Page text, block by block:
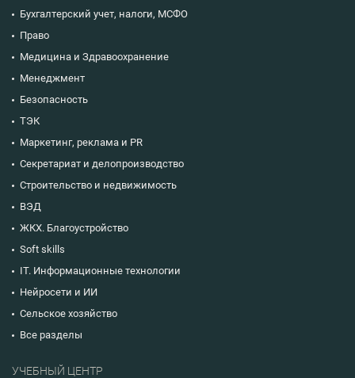
Бухгалтерский учет, налоги, МСФО
Право
Медицина и Здравоохранение
Менеджмент
Безопасность
ТЭК
Маркетинг, реклама и PR
Секретариат и делопроизводство
Строительство и недвижимость
ВЭД
ЖКХ. Благоустройство
Soft skills
IT. Информационные технологии
Нейросети и ИИ
Сельское хозяйство
Все разделы
УЧЕБНЫЙ ЦЕНТР